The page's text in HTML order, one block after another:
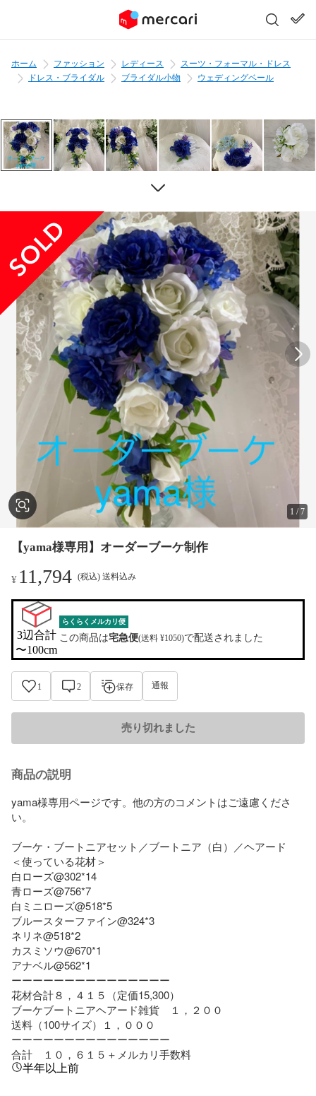
ホーム ファッション レディース
スーツ・フォーマル・ドレス
ドレス・ブライダル
ブライダル小物 ウェディングベール
1 /7
【yama様専用】オーダーブーケ制作
¥ 11,794 (税込) 送料込み
3辺合計
〜100cm
らくらくメルカリ便
この商品は宅急便(送料 ¥1050)で配送されました
1 2 保存 通報
売り切れました
商品の説明
yama様専用ページです。他の方のコメントはご遠慮くださ
い。
ブーケ・ブートニアセット／ブートニア（白）／ヘアード
＜使っている花材＞
白ローズ@302*14
青ローズ@756*7
白ミニローズ@518*5
ブルースターファイン@324*3
ネリネ@518*2
カスミソウ@670*1
アナベル@562*1
ーーーーーーーーーーーーーーー
花材合計８，４１５（定価15,300）
ブーケブートニアヘアード雑貨　１，２００
送料（100サイズ）１，０００
ーーーーーーーーーーーーーーー
合計　１０，６１５＋メルカリ手数料
半年以上前